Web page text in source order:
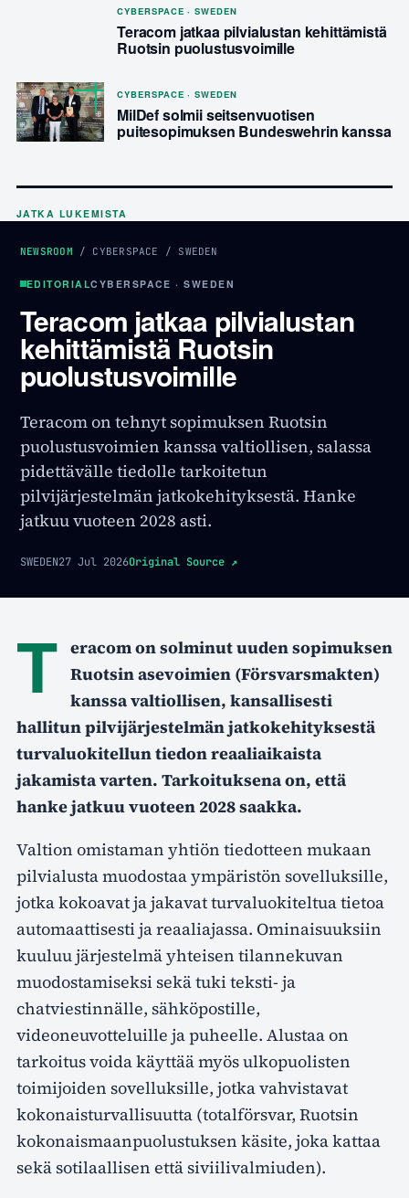
CYBERSPACE · SWEDEN
Teracom jatkaa pilvialustan kehittämistä
Ruotsin puolustusvoimille
CYBERSPACE · SWEDEN
MilDef solmii seitsenvuotisen
puitesopimuksen Bundeswehrin kanssa
JATKA LUKEMISTA
NEWSROOM / CYBERSPACE / SWEDEN
EDITORIALCYBERSPACE · SWEDEN
Teracom jatkaa pilvialustan
kehittämistä Ruotsin
puolustusvoimille
Teracom on tehnyt sopimuksen Ruotsin
puolustusvoimien kanssa valtiollisen, salassa
pidettävälle tiedolle tarkoitetun
pilvijärjestelmän jatkokehityksestä. Hanke
jatkuu vuoteen 2028 asti.
SWEDEN27 Jul 2026Original Source ↗
T eracom on solminut uuden sopimuksen
Ruotsin asevoimien (Försvarsmakten)
kanssa valtiollisen, kansallisesti
hallitun pilvijärjestelmän jatkokehityksestä
turvaluokitellun tiedon reaaliaikaista
jakamista varten. Tarkoituksena on, että
hanke jatkuu vuoteen 2028 saakka.
Valtion omistaman yhtiön tiedotteen mukaan
pilvialusta muodostaa ympäristön sovelluksille,
jotka kokoavat ja jakavat turvaluokiteltua tietoa
automaattisesti ja reaaliajassa. Ominaisuuksiin
kuuluu järjestelmä yhteisen tilannekuvan
muodostamiseksi sekä tuki teksti- ja
chatviestinnälle, sähköpostille,
videoneuvotteluille ja puheelle. Alustaa on
tarkoitus voida käyttää myös ulkopuolisten
toimijoiden sovelluksille, jotka vahvistavat
kokonaisturvallisuutta (totalförsvar, Ruotsin
kokonaismaanpuolustuksen käsite, joka kattaa
sekä sotilaallisen että siviilivalmiuden).